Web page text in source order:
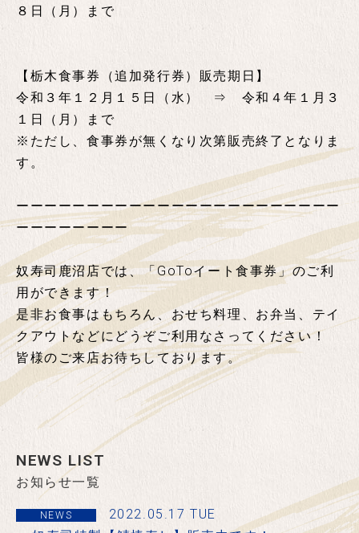
８日（月）まで
【栃木食事券（追加発行券）販売期日】
令和３年１２月１５日（水） ⇒ 令和４年１月３
１日（月）まで
※ただし、食事券が無くなり次第販売終了となりま
す。
ーーーーーーーーーーーーーーーーーーーーーーー
ーーーーーーーー
奴寿司鹿沼店では、「GoToイート食事券」のご利
用ができます！
是非お食事はもちろん、おせち料理、お弁当、テイ
クアウトなどにどうぞご利用なさってください！
皆様のご来店お待ちしております。
NEWS LIST
お知らせ一覧
NEWS
2022.05.17 TUE